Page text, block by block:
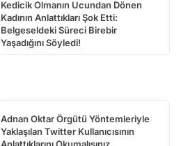
Kedicik Olmanın Ucundan Dönen
Kadının Anlattıkları Şok Etti:
Belgeseldeki Süreci Birebir
Yaşadığını Söyledi!
Adnan Oktar Örgütü Yöntemleriyle
Yaklaşılan Twitter Kullanıcısının